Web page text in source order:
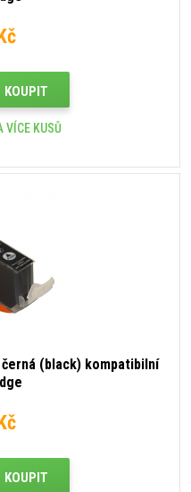
KOUPIT
VÍCE KUSŮ
černá (black) kompatibilní
KOUPIT